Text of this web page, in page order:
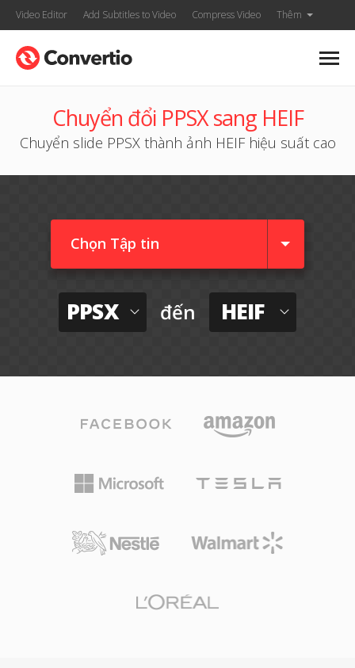
Video Editor Add Subtitles to Video Compress Video Thêm
Chuyển đổi PPSX sang HEIF
Chuyển slide PPSX thành ảnh HEIF hiệu suất cao
Chọn Tập tin
PPSX đến HEIF